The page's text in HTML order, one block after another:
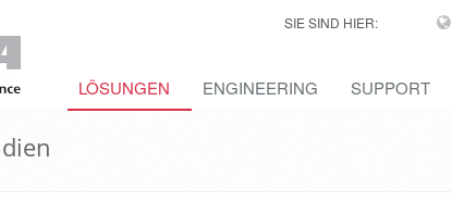
SIE SIND HIER:
LÖSUNGEN ENGINEERING SUPPORT